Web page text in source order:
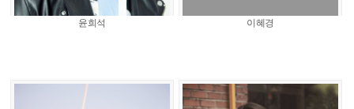
윤희석 이혜경